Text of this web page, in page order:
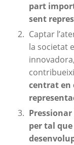
part
sent
Captar
la societat
centrat en
per tal que